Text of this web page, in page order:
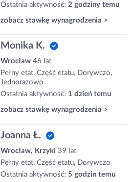
Ostatnia aktywność: 2 godziny temu
zobacz stawkę wynagrodzenia >
Monika K.
Wrocław 46 lat
Pełny etat, Część etatu, Dorywczo,
Jednorazowo
Ostatnia aktywność: 1 dzień temu
zobacz stawkę wynagrodzenia >
Joanna Ł.
Wrocław, Krzyki 39 lat
Pełny etat, Część etatu, Dorywczo
Ostatnia aktywność: 5 godzin temu